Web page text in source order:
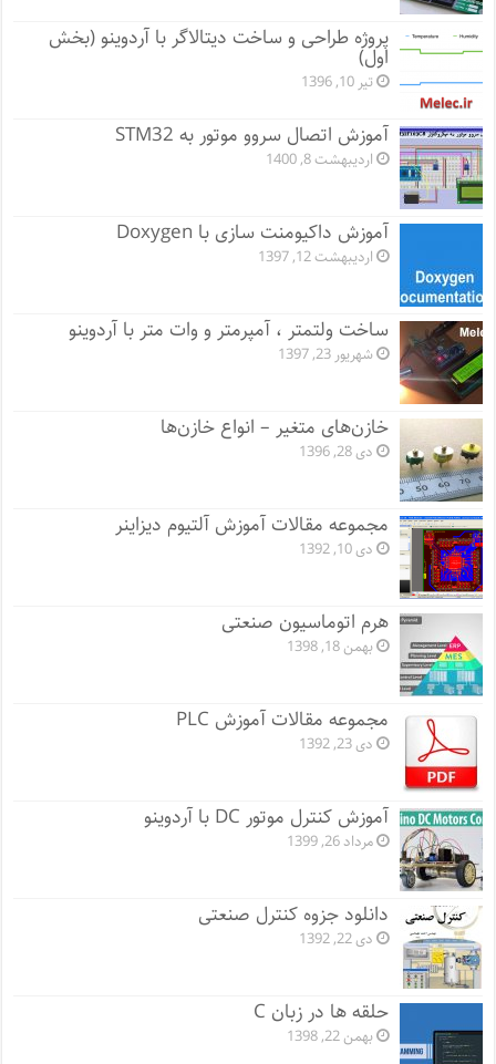
پروژه طراحی و ساخت دیتالاگر با آردوینو (بخش
اول)
تیر 10, 1396
آموزش اتصال سروو موتور به STM32
اردیبهشت 8, 1400
آموزش داکیومنت سازی با Doxygen
اردیبهشت 12, 1397
ساخت ولتمتر ، آمپرمتر و وات متر با آردوینو
شهریور 23, 1397
خازن‌های متغیر – انواع خازن‌ها
دی 28, 1396
مجموعه مقالات آموزش آلتیوم دیزاینر
دی 10, 1392
هرم اتوماسیون صنعتی
بهمن 18, 1398
مجموعه مقالات آموزش PLC
دی 23, 1392
آموزش کنترل موتور DC با آردوینو
مرداد 26, 1399
دانلود جزوه کنترل صنعتی
دی 22, 1392
حلقه ها در زبان C
بهمن 22, 1398